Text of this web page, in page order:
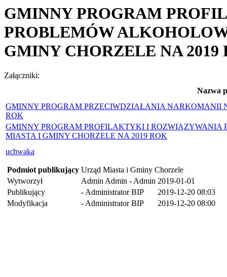
GMINNY PROGRAM
PROBLEMÓW
GMINY CHORZELE NA 2019
Załączniki:
Nazwa
GMINNY PROGRAM PRZECIWDZIAŁANIA NARKOMANII
ROK
GMINNY PROGRAM PROFILAKTYKI I ROZWIĄZYWANIA
MIASTA I GMINY CHORZELE NA 2019 ROK
uchwaka
Podmiot publikujący Urząd Miasta i Gminy Chorzele
Wytworzył
Admin Admin - Admin 2019-01-01
Publikujący
- Administrator BIP
2019-12-20 08:03
Modyfikacja
- Administrator BIP 2019-12-20 08:00